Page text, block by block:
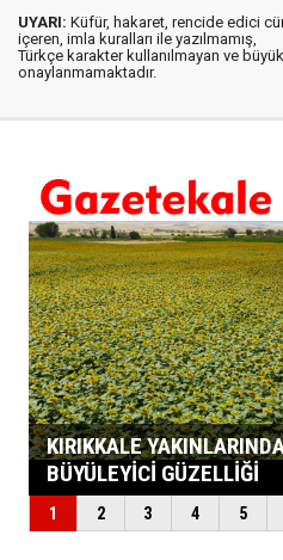
UYARI: Küfür, hakaret, rencide edici
içeren, imla kuralları ile yazılmamış,
Türkçe karakter kullanılmayan ve
onaylanmamaktadır.